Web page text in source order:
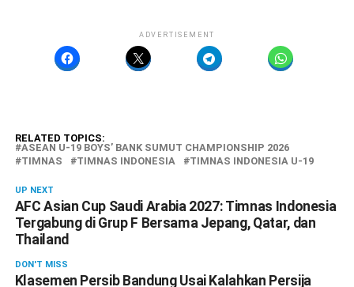
ADVERTISEMENT
RELATED TOPICS:
ASEAN U-19 BOYS’ BANK SUMUT CHAMPIONSHIP 2026
TIMNAS
TIMNAS INDONESIA TIMNAS INDONESIA U-19
UP NEXT
AFC Asian Cup Saudi Arabia 2027: Timnas Indonesia
Tergabung di Grup F Bersama Jepang, Qatar, dan
Thailand
DON'T MISS
Klasemen Persib Bandung Usai Kalahkan Persija